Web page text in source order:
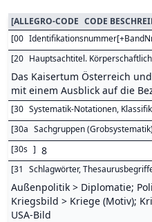
[ALLEGRO-CODE CODE
[00
[20 Hauptsachtitel.
Das Kaisertum Österreich
mit einem Ausblick auf die
[30 Systematik-Notationen,
[30a Sachgruppen
[30s ] 8
[31 Schlagwörter,
Außenpolitik > Diplomatie;
Kriegsbild > Kriege (Motiv);
USA-Bild